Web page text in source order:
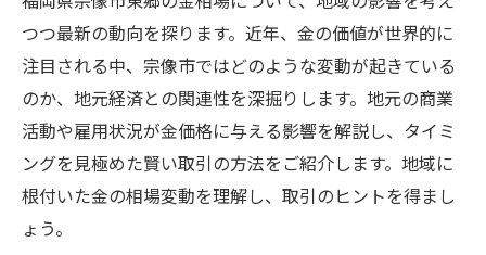
つつ最新の動向を探ります。近年、金の価値が世界的に
注目される中、宗像市ではどのような変動が起きている
のか、地元経済との関連性を深掘りします。地元の商業
活動や雇用状況が金価格に与える影響を解説し、タイミ
ングを見極めた賢い取引の方法をご紹介します。地域に
根付いた金の相場変動を理解し、取引のヒントを得まし
ょう。